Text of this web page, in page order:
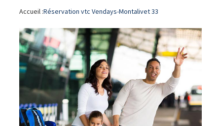
Accueil :Réservation vtc Vendays-Montalivet 33